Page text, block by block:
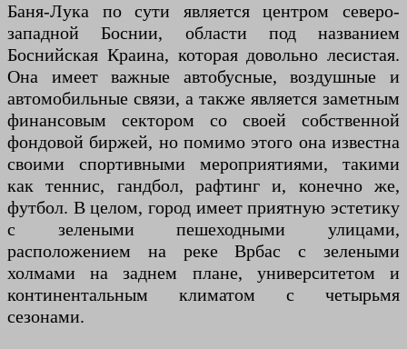
Баня-Лука по сути является центром северо-
западной Боснии, области под названием
Боснийская Краина, которая довольно лесистая.
Она имеет важные автобусные, воздушные и
автомобильные связи, а также является заметным
финансовым сектором со своей собственной
фондовой биржей, но помимо этого она известна
своими спортивными мероприятиями, такими
как теннис, гандбол, рафтинг и, конечно же,
футбол. В целом, город имеет приятную эстетику
с зелеными пешеходными улицами,
расположением на реке Врбас с зелеными
холмами на заднем плане, университетом и
континентальным климатом с четырьмя
сезонами.